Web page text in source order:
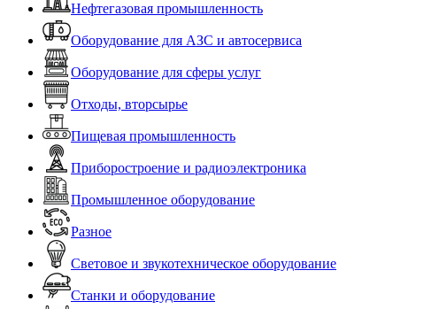
Нефтегазовая промышленность
Оборудование для АЗС и автосервиса
Оборудование для сферы услуг
Отходы, вторсырье
Пищевая промышленность
Приборостроение и радиоэлектроника
Промышленное оборудование
Разное
Световое и звукотехническое оборудование
Станки и оборудование